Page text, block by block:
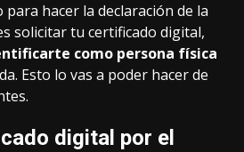
hacer la declaración de la
solicitar tu certificado digital,
como persona física
Esto lo vas a poder hacer de
digital por el